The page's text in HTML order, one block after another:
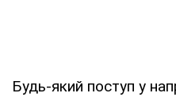
Будь-який поступ у